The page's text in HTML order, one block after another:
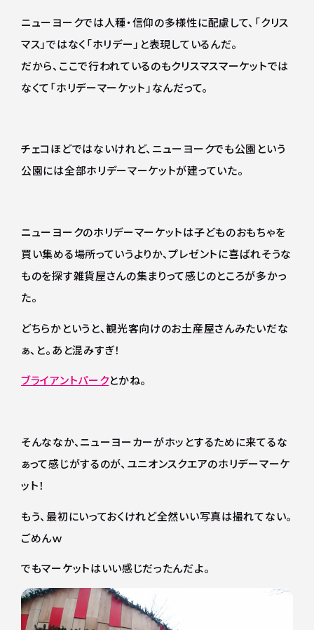
ニューヨークでは人種・信仰の多様性に配慮して、「クリス
マス」ではなく「ホリデー」と表現しているんだ。
だから、ここで行われているのもクリスマスマーケットでは
なくて「ホリデーマーケット」なんだって。
チェコほどではないけれど、ニューヨークでも公園という
公園には全部ホリデーマーケットが建っていた。
ニューヨークのホリデーマーケットは子どものおもちゃを
買い集める場所っていうよりか、プレゼントに喜ばれそうな
ものを探す雑貨屋さんの集まりって感じのところが多かっ
た。
どちらかというと、観光客向けのお土産屋さんみたいだな
ぁ、と。あと混みすぎ！
ブライアントパークとかね。
そんななか、ニューヨーカーがホッとするために来てるな
ぁって感じがするのが、ユニオンスクエアのホリデーマーケ
ット！
もう、最初にいっておくけれど全然いい写真は撮れてない。
ごめんｗ
でもマーケットはいい感じだったんだよ。